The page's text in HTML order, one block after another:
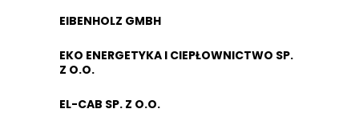
EIBENHOLZ GMBH
EKO ENERGETYKA I CIEPŁOWNICTWO SP.
Z O.O.
EL-CAB SP. Z O.O.